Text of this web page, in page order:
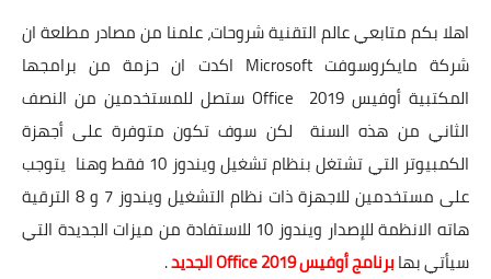
اهلا بكم متابعي عالم التقنية شروحات، علمنا من مصادر مطلعة ان
شركة مايكروسوفت Microsoft اكدت ان حزمة من برامجها
المكتبية أوفيس Office 2019 ستصل للمستخدمين من النصف
الثاني من هذه السنة لكن سوف تكون متوفرة على أجهزة
الكمبيوتر التي تشتغل بنظام تشغيل ويندوز 10 فقط وهنا يتوجب
على مستخدمين للاجهزة ذات نظام التشغيل ويندوز 7 و 8 الترقية
هاته الانظمة للإصدار ويندوز 10 للاستفادة من ميزات الجديدة التي
سيأتي بهابرنامج أوفيس Office 2019 الجديد
.